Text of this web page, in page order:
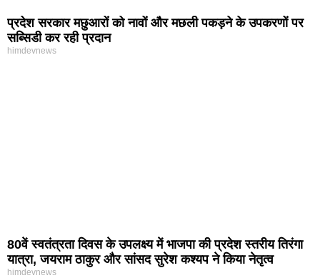
प्रदेश सरकार मछुआरों को नावों और मछली पकड़ने के उपकरणों पर
सब्सिडी कर रही प्रदान
himdevnews
80वें स्वतंत्रता दिवस के उपलक्ष्य में भाजपा की प्रदेश स्तरीय तिरंगा
यात्रा, जयराम ठाकुर और सांसद सुरेश कश्यप ने किया नेतृत्व
himdevnews